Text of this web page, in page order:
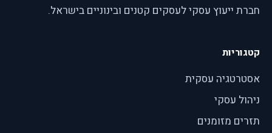
חברת ייעוץ עסקי לעסקים קטנים ובינוניים בישראל.
קטגוריות
אסטרטגיה עסקית
ניהול עסקי
תזרים מזומנים